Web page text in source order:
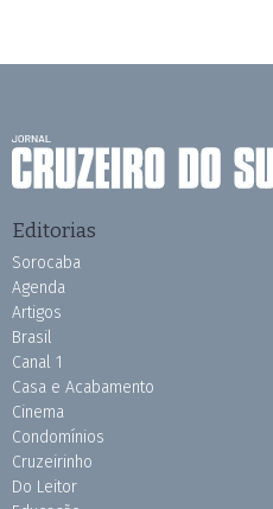
Editorias
Sorocaba
Agenda
Artigos
Brasil
Canal 1
Casa e Acabamento
Cinema
Condomínios
Cruzeirinho
Do Leitor